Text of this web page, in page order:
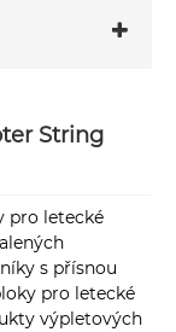
String
pro letecké
s přísnou
pro letecké
výpletových